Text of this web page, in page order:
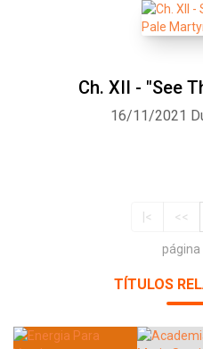
Ch. XII - "See
16/11/2021
|< <<
página
TÍTULOS